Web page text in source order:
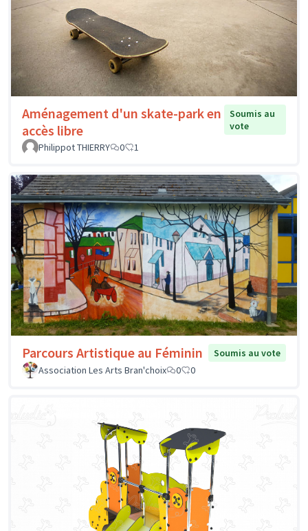
Aménagement d'un skate-park en
accès libre
Soumis au
vote
Philippot THIERRY
0 1
Parcours Artistique au Féminin
Soumis au vote
Association Les Arts Bran'choix
0 0